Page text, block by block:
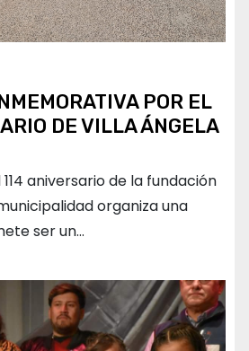
POR EL
DE VILLA ÁNGELA
aniversario de la fundación
organiza una
ser un…